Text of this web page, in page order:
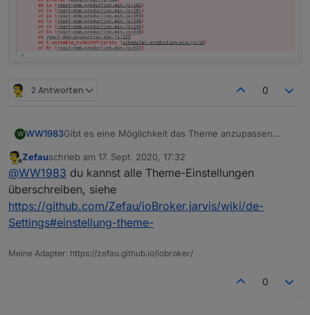
2 Antworten 0
W WW1983Gibt es eine Möglichkeit das Theme anzupassen
Hintergrundbild, Transparente Fenster etc.?
Offline
Zefauschrieb am 17. Sept. 2020, 17:32
zuletzt editiert von
@WW1983 du kannst alle Theme-Einstellungen
überschreiben, siehe
https://github.com/Zefau/ioBroker.jarvis/wiki/de-
Settings#einstellung-theme-
Meine Adapter: https://zefau.github.io/iobroker/
0